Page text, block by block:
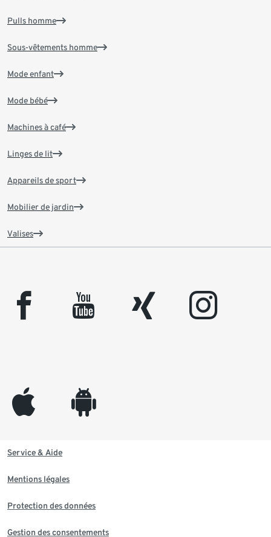
Pulls homme
Sous-vêtements homme
Mode enfant
Mode bébé
Machines à café
Linges de lit
Appareils de sport
Mobilier de jardin
Valises
facebook youtube xing instagram
appleinc android
Service & Aide
Mentions légales
Protection des données
Gestion des consentements